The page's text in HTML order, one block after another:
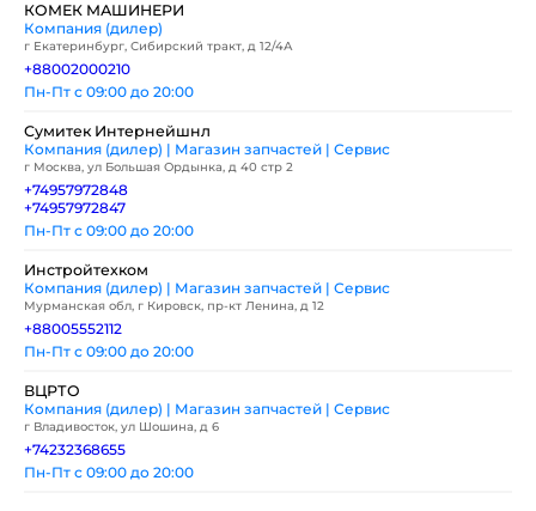
КОМЕК МАШИНЕРИ
Компания (дилер)
г Екатеринбург, Сибирский тракт, д 12/4А
+88002000210
Пн-Пт с 09:00 до 20:00
Сумитек Интернейшнл
Компания (дилер) | Магазин запчастей | Сервис
г Москва, ул Большая Ордынка, д 40 стр 2
+74957972848
+74957972847
Пн-Пт с 09:00 до 20:00
Инстройтехком
Компания (дилер) | Магазин запчастей | Сервис
Мурманская обл, г Кировск, пр-кт Ленина, д 12
+88005552112
Пн-Пт с 09:00 до 20:00
ВЦРТО
Компания (дилер) | Магазин запчастей | Сервис
г Владивосток, ул Шошина, д 6
+74232368655
Пн-Пт с 09:00 до 20:00